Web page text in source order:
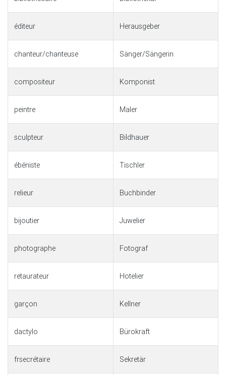
éditeur Herausgeber
chanteur/chanteuse Sänger/Sängerin
compositeur Komponist
peintre Maler
sculpteur Bildhauer
ébéniste Tischler
relieur Buchbinder
bijoutier Juwelier
photographe Fotograf
retaurateur Hotelier
garçon Kellner
dactylo Bürokraft
frsecrétaire Sekretär